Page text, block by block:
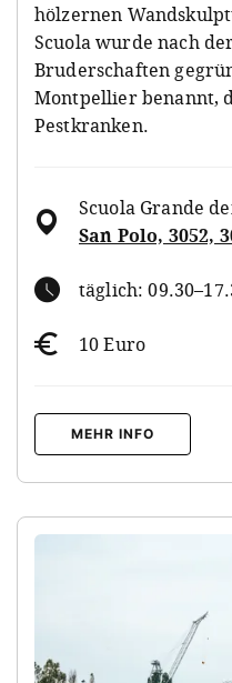
hölzernen
Scuola wurde nach
Bruderschaften
Montpellier benannt,
Pestkranken.
Scuola Grande
San Polo, 3052,
täglich:
10 Euro
MEHR INFO